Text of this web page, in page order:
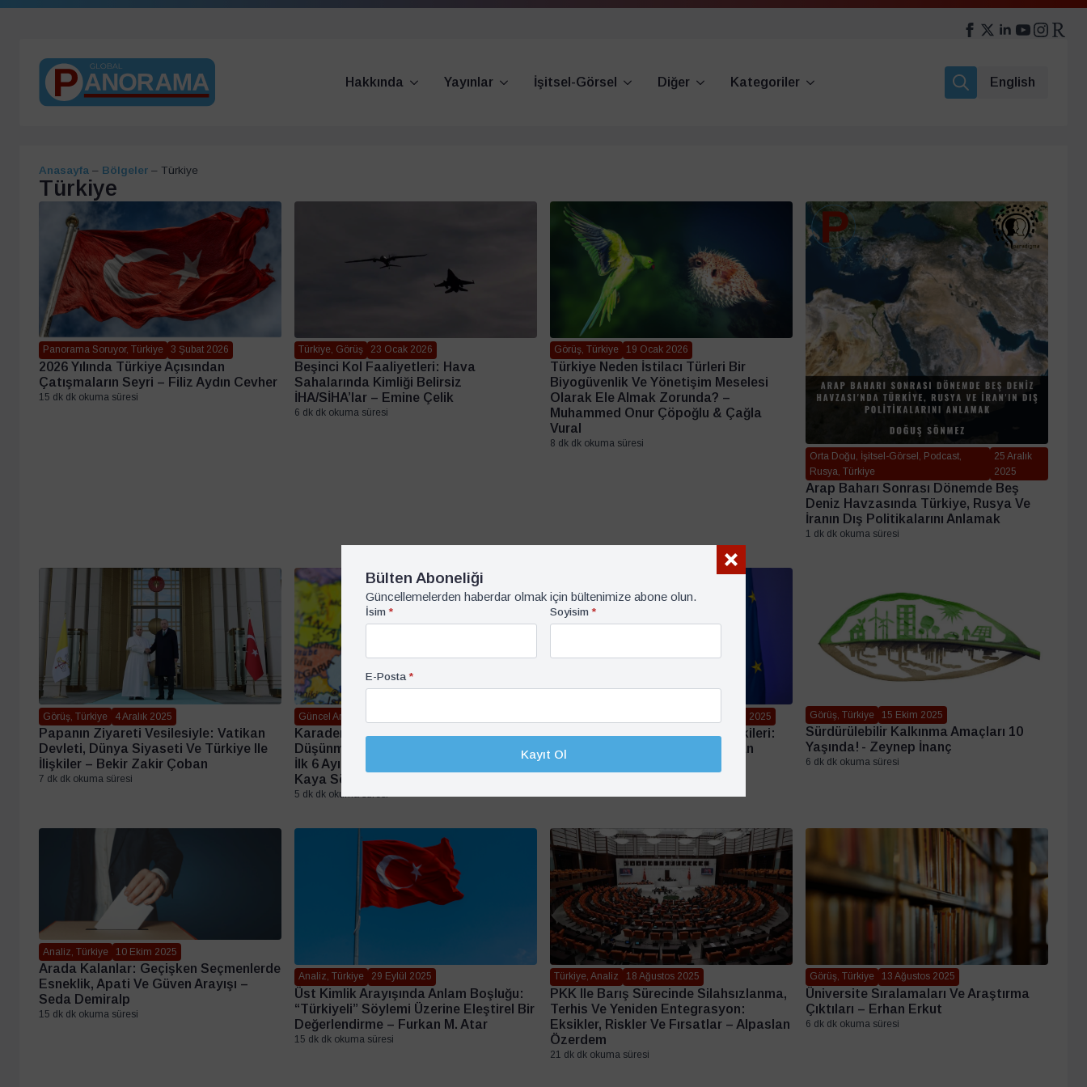
Hakkında Yayınlar İşitsel-Görsel Diğer
Kategoriler
English
Anasayfa – Bölgeler – Türkiye
Türkiye
Panorama Soruyor, Türkiye 3 Şubat 2026
2026 Yılında Türkiye Açısından
Çatışmaların Seyri – Filiz Aydın Cevher
15 dk dk okuma süresi
Türkiye, Görüş 23 Ocak 2026
Beşinci Kol Faaliyetleri: Hava
Sahalarında Kimliği Belirsiz
İHA/SİHA’lar – Emine Çelik
6 dk dk okuma süresi
Görüş, Türkiye 19 Ocak 2026
Türkiye Neden İstilacı Türleri Bir
Biyogüvenlik Ve Yönetişim Meselesi
Olarak Ele Almak Zorunda? –
Muhammed Onur Çöpoğlu & Çağla
Vural
8 dk dk okuma süresi
Orta Doğu, İşitsel-Görsel, Podcast,
Rusya, Türkiye
25 Aralık
2025
Arap Baharı Sonrası Dönemde Beş
Deniz Havzasında Türkiye, Rusya Ve
İranın Dış Politikalarını Anlamak
1 dk dk okuma süresi
Görüş, Türkiye 4 Aralık 2025
Papanın Ziyareti Vesilesiyle: Vatikan
Devleti, Dünya Siyaseti Ve Türkiye Ile
İlişkiler – Bekir Zakir Çoban
7 dk dk okuma süresi
Güncel Araştırma, Türkiye
Karadeniz’de Güvenliği Yeniden
Düşünmek: SecureBlackSea Projesinin
İlk 6 Ayı – Nazlı Kazanoğlu & Sezen
Kaya Sönmez
5 dk dk okuma süresi
29 Ekim 2025
AKP Döneminde Türkiye-AB İlişkileri:
Duygular Ve Dış Politika – Erman
Görüş, Türkiye 15 Ekim 2025
Sürdürülebilir Kalkınma Amaçları 10
Yaşında! - Zeynep İnanç
6 dk dk okuma süresi
Analiz, Türkiye 10 Ekim 2025
Arada Kalanlar: Geçişken Seçmenlerde
Esneklik, Apati Ve Güven Arayışı –
Seda Demiralp
15 dk dk okuma süresi
Analiz, Türkiye 29 Eylül 2025
Üst Kimlik Arayışında Anlam Boşluğu:
“Türkiyeli” Söylemi Üzerine Eleştirel Bir
Değerlendirme – Furkan M. Atar
15 dk dk okuma süresi
Türkiye, Analiz 18 Ağustos 2025
PKK Ile Barış Sürecinde Silahsızlanma,
Terhis Ve Yeniden Entegrasyon:
Eksikler, Riskler Ve Fırsatlar – Alpaslan
Özerdem
21 dk dk okuma süresi
Görüş, Türkiye 13 Ağustos 2025
Üniversite Sıralamaları Ve Araştırma
Çıktıları – Erhan Erkut
6 dk dk okuma süresi
Bülten Aboneliği
Güncellemelerden haberdar olmak için bültenimize abone olun.
İsim * Soyisim *
E-Posta *
Kayıt Ol